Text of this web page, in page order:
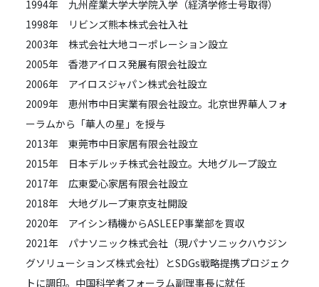
1994年 九州産業大学大学院入学（経済学修士号取得）
1998年 リビンズ熊本株式会社入社
2003年 株式会社大地コーポレーション設立
2005年 香港アイロス発展有限会社設立
2006年 アイロスジャパン株式会社設立
2009年 恵州市中日実業有限会社設立。北京世界華人フォ
ーラムから「華人の星」を授与
2013年 東莞市中日家居有限会社設立
2015年 日本デルッチ株式会社設立。大地グループ設立
2017年 広東愛心家居有限会社設立
2018年 大地グループ東京支社開設
2020年 アイシン精機からASLEEP事業部を買収
2021年 パナソニック株式会社（現パナソニックハウジン
グソリューションズ株式会社）とSDGs戦略提携プロジェク
トに調印。中国科学者フォーラム副理事長に就任